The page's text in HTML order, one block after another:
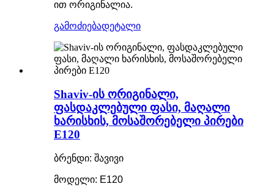
ით ორიგინალია.
გამოძიებადეტალი
Shaviv-ის ორიგინალი,
ფასდაკლებული ფასი, მაღალი
ხარისხის, მოსაშორებელი პირები
E120
ბრენდი: შავივი
მოდელი: E120